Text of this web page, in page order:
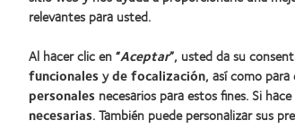
Lentes de contacto y visión
Nuevo usuario
Usuario experimentado
Blog
relevantes para usted.
Al hacer clic en “Aceptar”, usted da su
funcionalesyde focalización, así como para
personales necesarios para estos fines. Si
necesarias. También puede personalizar sus